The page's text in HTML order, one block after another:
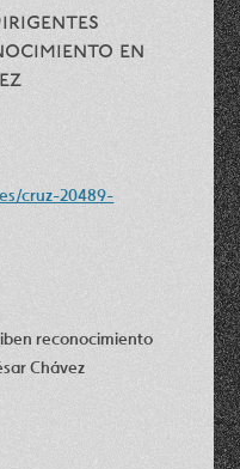
en
cruz-20489-
reconocimiento
Chávez